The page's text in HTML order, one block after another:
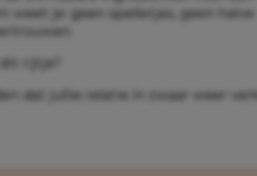
weet je: geen spelletjes, geen halve
rijtje?
dat jullie relatie in zwaar weer